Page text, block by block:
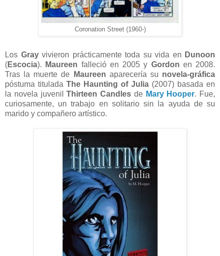
Coronation Street (1960-)
Los Grayvivieron prácticamente toda su vida en Dunoon
(Escocia). Maureen falleció en 2005 y Gordon en 2008.
Tras la muerte de
Maureen aparecería su novela-gráfica
póstuma titulada The Haunting of Julia (2007) basada en
la novela juvenilThirteen Candles de Mary Hooper. Fue,
curiosamente, un trabajo en solitario sin la ayuda de su
marido y compañero artístico.